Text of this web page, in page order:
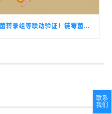
16S微生物组、根系代谢组、细菌转录组等联动验证！链霉菌释放倍半萜VOC驱动香蕉分泌10-HCA组装抗病芽孢菌群
联系
我们